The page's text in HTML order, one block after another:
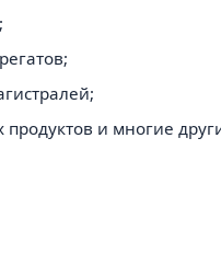
и многие